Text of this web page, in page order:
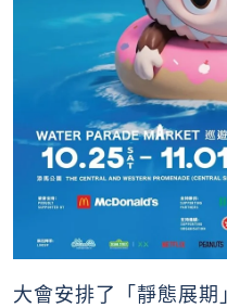
大會安排了「靜態展